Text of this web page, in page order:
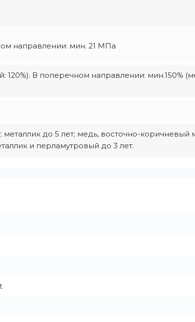
направлении: мин. 21 МПа
В поперечном направлении: мин.150%
металлик до 5 лет; медь, восточно-коричневый
и перламутровый до 3 лет.